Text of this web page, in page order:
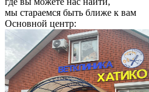
мы стараемся быть ближе к вам
Основной центр: